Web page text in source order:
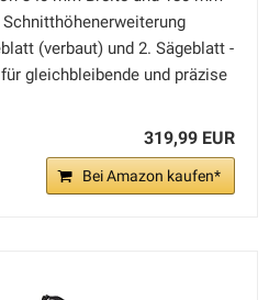
(verbaut) und 2. Sägeblatt -
gleichbleibende und präzise
319,99 EUR
Bei Amazon kaufen*